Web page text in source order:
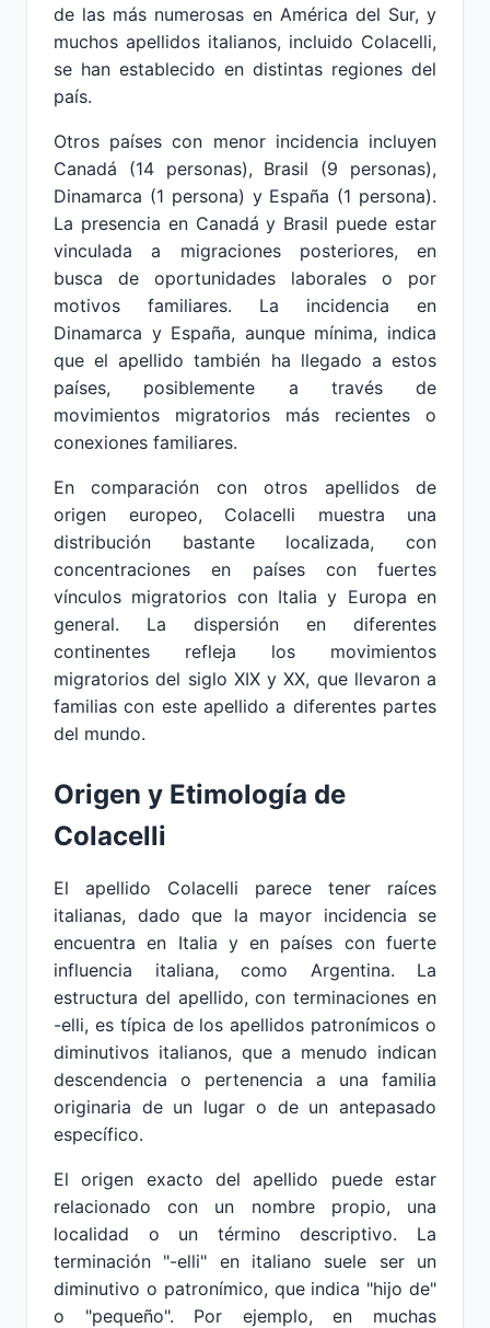
de las más numerosas en América del Sur, y
muchos apellidos italianos, incluido Colacelli,
se han establecido en distintas regiones del
país.
Otros países con menor incidencia incluyen
Canadá (14 personas), Brasil (9 personas),
Dinamarca (1 persona) y España (1 persona).
La presencia en Canadá y Brasil puede estar
vinculada a migraciones posteriores, en
busca de oportunidades laborales o por
motivos familiares. La incidencia en
Dinamarca y España, aunque mínima, indica
que el apellido también ha llegado a estos
países, posiblemente a través de
movimientos migratorios más recientes o
conexiones familiares.
En comparación con otros apellidos de
origen europeo, Colacelli muestra una
distribución bastante localizada, con
concentraciones en países con fuertes
vínculos migratorios con Italia y Europa en
general. La dispersión en diferentes
continentes refleja los movimientos
migratorios del siglo XIX y XX, que llevaron a
familias con este apellido a diferentes partes
del mundo.
Origen y Etimología de
Colacelli
El apellido Colacelli parece tener raíces
italianas, dado que la mayor incidencia se
encuentra en Italia y en países con fuerte
influencia italiana, como Argentina. La
estructura del apellido, con terminaciones en
-elli, es típica de los apellidos patronímicos o
diminutivos italianos, que a menudo indican
descendencia o pertenencia a una familia
originaria de un lugar o de un antepasado
específico.
El origen exacto del apellido puede estar
relacionado con un nombre propio, una
localidad o un término descriptivo. La
terminación "-elli" en italiano suele ser un
diminutivo o patronímico, que indica "hijo de"
o "pequeño". Por ejemplo, en muchas